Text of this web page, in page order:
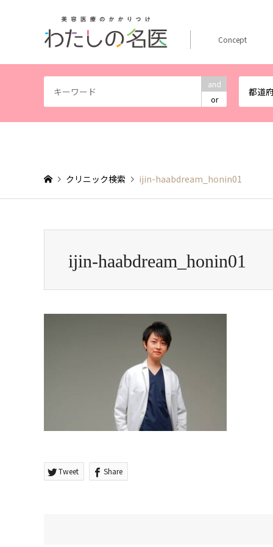
and
or
都道
Concept
クリニック検索 ijin-haabdream_honin01
ijin-haabdream_honin01
Tweet Share